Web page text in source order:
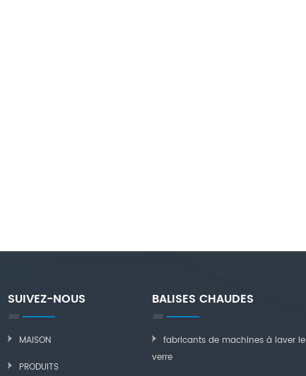
SUIVEZ-NOUS
MAISON
PRODUITS
BALISES CHAUDES
fabricants de machines à laver le
verre